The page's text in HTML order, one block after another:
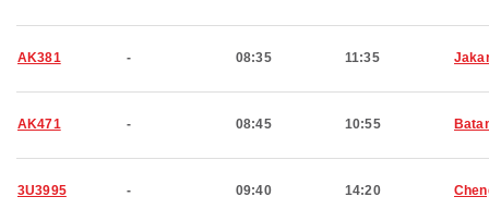
AK381 - 08:35 11:35
AK471 - 08:45 10:55
3U3995 - 09:40 14:20